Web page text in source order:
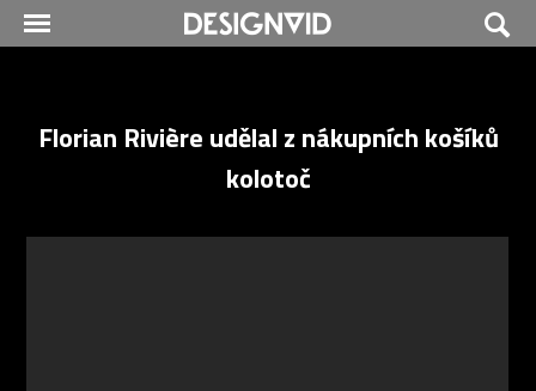
Florian Rivière udělal z nákupních košíků
kolotoč